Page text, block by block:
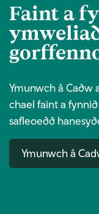
Faint a
Ymunwch â Cadw
chael faint a
safleoedd
Ymunwch â